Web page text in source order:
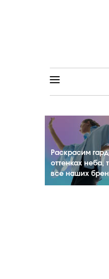
Раскрасим
оттенках неба,
все наших